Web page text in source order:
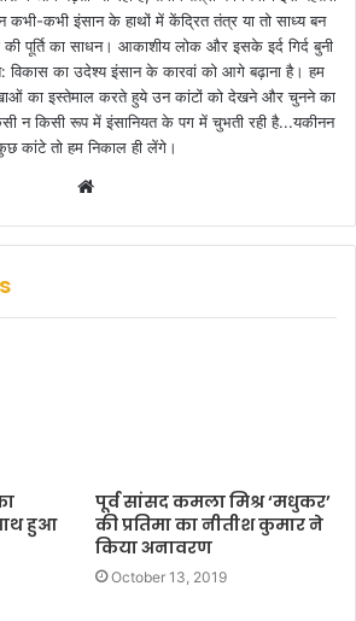
कभी-कभी इंसान के हाथों में केंद्रित तंत्र या तो साध्य बन
की पूर्ति का साधन। आकाशीय लोक और इसके इर्द गिर्द बुनी
का उदेश्य इंसान के कारवां को आगे बढ़ाना है। हम
का इस्तेमाल करते हुये उन कांटों को देखने और चुनने का
न किसी रूप में इंसानियत के पग में चुभती रही है...यकीनन
कांटे तो हम निकाल ही लेंगे।
b
हुआ
पूर्व सांसद कमला मिश्र ‘मधुकर’
की प्रतिमा का नीतीश कुमार ने
किया अनावरण
October 13, 2019